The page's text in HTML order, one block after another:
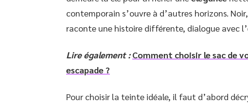
contemporain s’ouvre à d’autres horizons.
raconte une histoire différente, dialogue avec
Lire également : Comment choisir le sac de
escapade ?
Pour choisir la teinte idéale, il faut d’abord